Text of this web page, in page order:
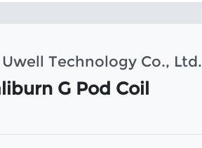
Technology Co., Ltd.
G Pod Coil